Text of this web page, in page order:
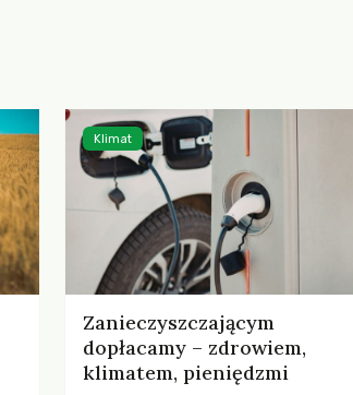
Zanieczyszczającym
dopłacamy – zdrowiem,
klimatem, pieniędzmi
Klimat